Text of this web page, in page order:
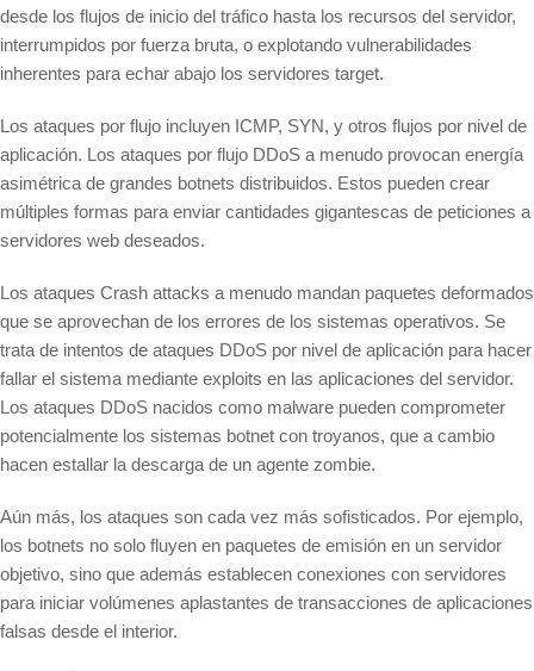
desde los flujos de inicio del tráfico hasta los recursos del servidor,
interrumpidos por fuerza bruta, o explotando vulnerabilidades
inherentes para echar abajo los servidores target.
Los ataques por flujo incluyen ICMP, SYN, y otros flujos por nivel de
aplicación. Los ataques por flujo DDoS a menudo provocan energía
asimétrica de grandes botnets distribuidos. Estos pueden crear
múltiples formas para enviar cantidades gigantescas de peticiones a
servidores web deseados.
Los ataques Crash attacks a menudo mandan paquetes deformados
que se aprovechan de los errores de los sistemas operativos. Se
trata de intentos de ataques DDoS por nivel de aplicación para hacer
fallar el sistema mediante exploits en las aplicaciones del servidor.
Los ataques DDoS nacidos como malware pueden comprometer
potencialmente los sistemas botnet con troyanos, que a cambio
hacen estallar la descarga de un agente zombie.
Aún más, los ataques son cada vez más sofisticados. Por ejemplo,
los botnets no solo fluyen en paquetes de emisión en un servidor
objetivo, sino que además establecen conexiones con servidores
para iniciar volúmenes aplastantes de transacciones de aplicaciones
falsas desde el interior.